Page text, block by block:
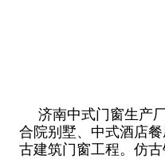
济南中式门窗生产
合院别墅、中式酒店
古建筑门窗工程。仿